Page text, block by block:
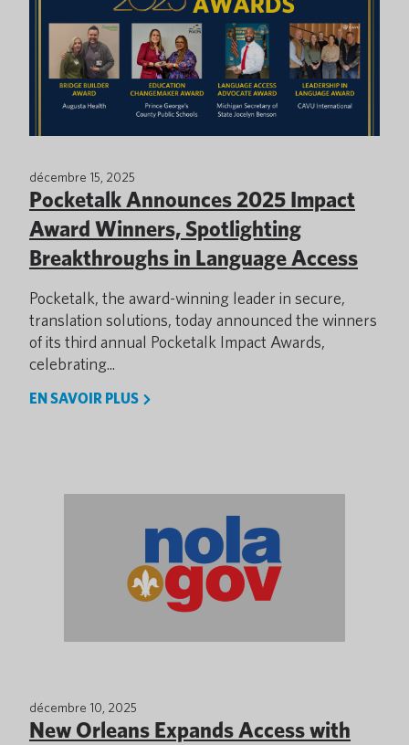
décembre 15, 2025
Pocketalk Announces 2025 Impact
Award Winners, Spotlighting
Breakthroughs in Language Access
Pocketalk, the award-winning leader in secure,
translation solutions, today announced the winners
of its third annual Pocketalk Impact Awards,
celebrating...
EN SAVOIR PLUS
décembre 10, 2025
New Orleans Expands Access with